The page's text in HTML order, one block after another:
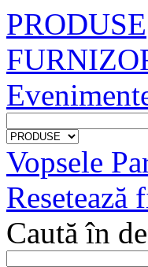
PRODUSE
Vopsele
Resetează
Caută în